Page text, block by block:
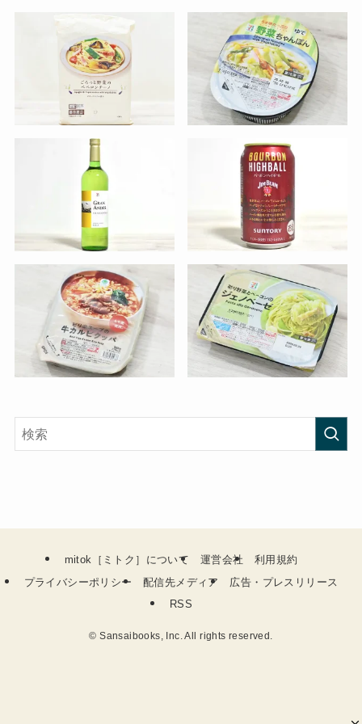
mitok［ミトク］について 運営会社
利用規約
プライバシーポリシー
配信先メディア
広告・プレスリリース
RSS
© Sansaibooks, Inc. All rights reserved.